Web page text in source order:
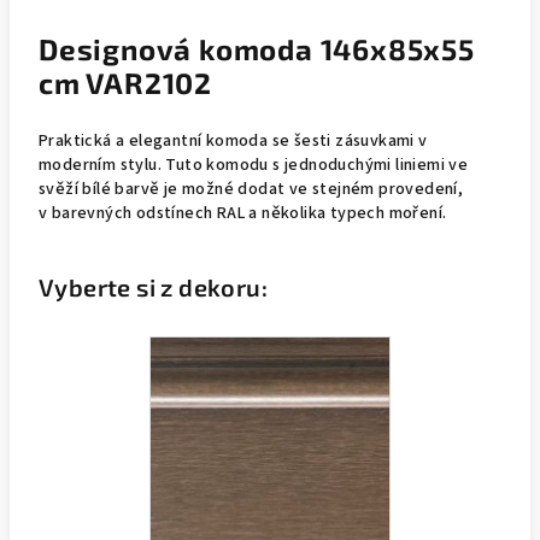
Designová komoda 146x85x55
cm VAR2102
Praktická a elegantní komoda se šesti zásuvkami v
moderním stylu. Tuto komodu s jednoduchými liniemi ve
svěží bílé barvě je možné dodat ve stejném provedení,
v barevných odstínech RAL a několika typech moření.
Vyberte si z dekoru: